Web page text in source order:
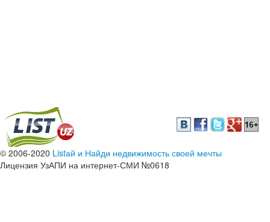
© 2006-2020 Listай и Найди недвижимость своей мечты
Лицензия УзАПИ на интернет-СМИ №0618